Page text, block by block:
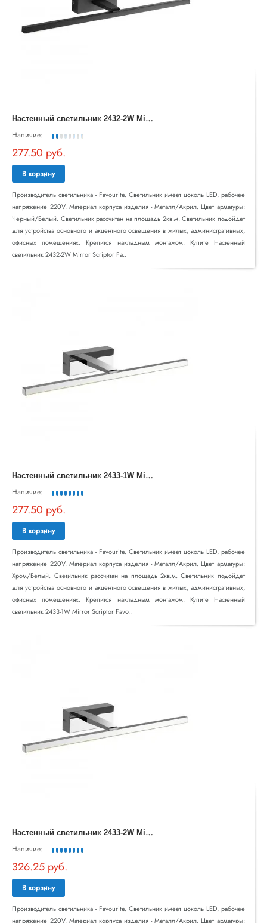
Н
астенный светильник 2432-2W Mirror Scriptor Favourite
Наличие:
277.50 руб.
В корзину
Производитель светильника - Favourite. Светильник имеет цоколь LED, рабочее
напряжение 220V. Материал корпуса изделия - Металл/Акрил. Цвет арматуры:
Черный/Белый. Светильник рассчитан на площадь 2кв.м. Светильник подойдет
для устройства основного и акцентного освещения в жилых, административных,
офисных помещениях. Крепится накладным монтажом. Купите Настенный
светильник 2432-2W Mirror Scriptor Fa..
Н
астенный светильник 2433-1W Mirror Scriptor Favourite
Наличие:
277.50 руб.
В корзину
Производитель светильника - Favourite. Светильник имеет цоколь LED, рабочее
напряжение 220V. Материал корпуса изделия - Металл/Акрил. Цвет арматуры:
Хром/Белый. Светильник рассчитан на площадь 2кв.м. Светильник подойдет
для устройства основного и акцентного освещения в жилых, административных,
офисных помещениях. Крепится накладным монтажом. Купите Настенный
светильник 2433-1W Mirror Scriptor Favo..
Н
астенный светильник 2433-2W Mirror Scriptor Favourite
Наличие:
326.25 руб.
В корзину
Производитель светильника - Favourite. Светильник имеет цоколь LED, рабочее
напряжение 220V. Материал корпуса изделия - Металл/Акрил. Цвет арматуры: